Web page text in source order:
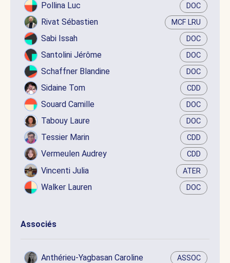
Pollina Luc DOC
Rivat Sébastien MCF LRU
Sabi Issah DOC
Santolini Jérôme DOC
Schaffner Blandine DOC
Sidaine Tom CDD
Souard Camille DOC
Tabouy Laure DOC
Tessier Marin CDD
Vermeulen Audrey CDD
Vincenti Julia ATER
Walker Lauren DOC
Associés
Anthérieu-Yagbasan Caroline ASSOC